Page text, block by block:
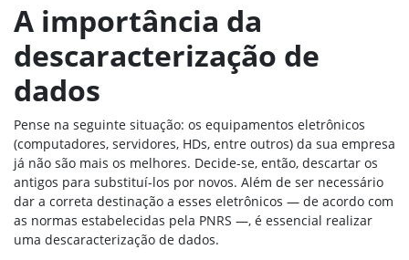
A importância da
descaracterização de
dados
Pense na seguinte situação: os equipamentos eletrônicos
(computadores, servidores, HDs, entre outros) da sua empresa
já não são mais os melhores. Decide-se, então, descartar os
antigos para substituí-los por novos. Além de ser necessário
dar a correta destinação a esses eletrônicos — de acordo com
as normas estabelecidas pela PNRS —, é essencial realizar
uma descaracterização de dados.